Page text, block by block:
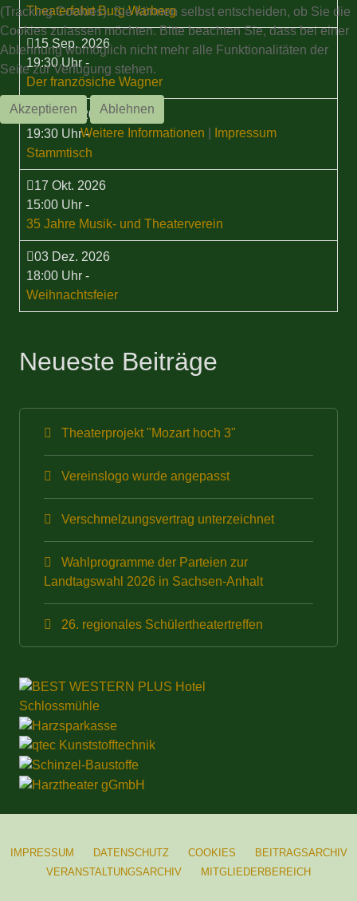
Theaterfahrt Burg Warberg
15 Sep. 2026
19:30 Uhr -
Der französiche Wagner
17 Sep. 2026
19:30 Uhr-
Stammtisch
17 Okt. 2026
15:00 Uhr -
35 Jahre Musik- und Theaterverein
03 Dez. 2026
18:00 Uhr -
Weihnachtsfeier
Neueste Beiträge
Theaterprojekt "Mozart hoch 3"
Vereinslogo wurde angepasst
Verschmelzungsvertrag unterzeichnet
Wahlprogramme der Parteien zur
Landtagswahl 2026 in Sachsen-Anhalt
26. regionales Schülertheatertreffen
IMPRESSUM DATENSCHUTZ COOKIES
BEITRAGSARCHIV
VERANSTALTUNGSARCHIV
MITGLIEDERBEREICH
(Tracking Cookies). Sie können selbst entscheiden, ob Sie die
Cookies zulassen möchten. Bitte beachten Sie, dass bei einer
Ablehnung womöglich nicht mehr alle Funktionalitäten der
Seite zur Verfügung stehen.
Akzeptieren
Ablehnen
Weitere Informationen
Impressum